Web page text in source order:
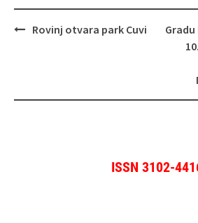
Navigacija
Rovinj otvara park Cuvi
ISSN 3102-